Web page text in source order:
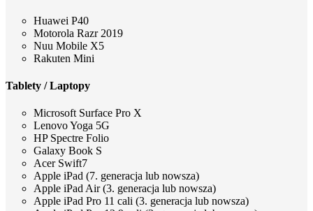
Huawei P40
Motorola Razr 2019
Nuu Mobile X5
Rakuten Mini
Tablety / Laptopy
Microsoft Surface Pro X
Lenovo Yoga 5G
HP Spectre Folio
Galaxy Book S
Acer Swift7
Apple iPad (7. generacja lub nowsza)
Apple iPad Air (3. generacja lub nowsza)
Apple iPad Pro 11 cali (3. generacja lub nowsza)